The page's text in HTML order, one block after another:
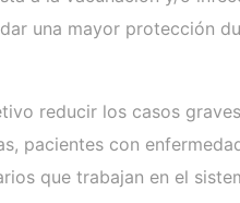
una mayor protección
reducir los casos
pacientes con
que trabajan en el